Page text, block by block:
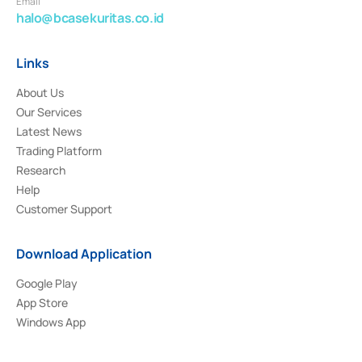
halo@bcasekuritas.co.id
Links
About Us
Our Services
Latest News
Trading Platform
Research
Help
Customer Support
Download Application
Google Play
App Store
Windows App